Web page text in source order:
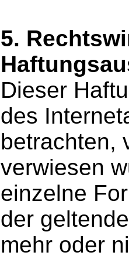
5.
Dieser
des
betrachten,
verwiesen
einzelne
der
mehr oder